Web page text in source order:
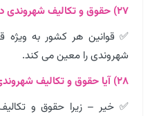
۲۷) حقوق و تکالیف شهروندی در کجا مشخص شده است؟
✅ قوانین هر کشور به ویژه
شهروندی را معین می کند.
۲۸) آیا حقوق و تکالیف شهروندی کشورها یکسان است؟ چرا؟
✅ خیر – زیرا حقوق و